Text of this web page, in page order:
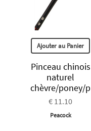
Ajouter au Panier
Pinceau chinois
naturel
chèvre/poney/p
€ 11.10
Peacock